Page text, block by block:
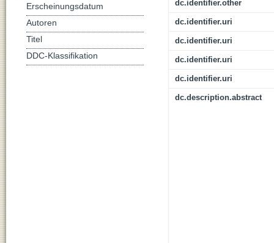
dc.identifier.other
dc.identifier.uri
dc.identifier.uri
dc.identifier.uri
dc.identifier.uri
dc.description.abstract
Erscheinungsdatum
Autoren
Titel
DDC-Klassifikation